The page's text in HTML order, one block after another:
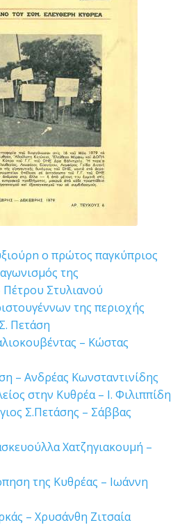
ο πρώτος παγκύπριος
της
Πέτρου Στυλιανού
της περιοχής
Πετάση
– Κώστας
– Ανδρέας Κωνσταντινίδης
στην Κυθρέα – Ι. Φιλιππίδη
Σ.Πετάσης – Σάββας
Χατζηγιακουμή –
της Κυθρέας – Ιωάννη
– Χρυσάνθη Ζιτσαία